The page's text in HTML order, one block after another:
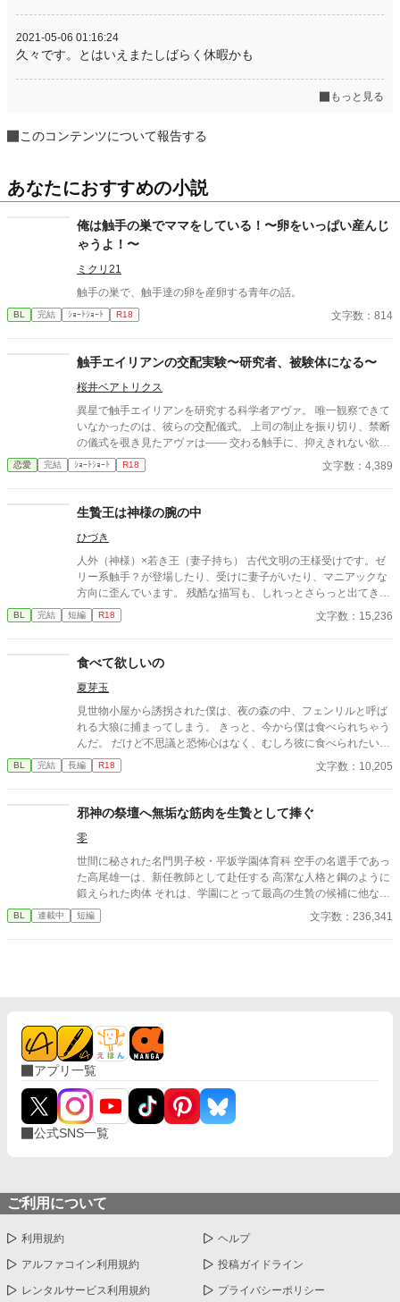
2021-05-06 01:16:24
久々です。とはいえまたしばらく休暇かも
もっと見る
このコンテンツについて報告する
あなたにおすすめの小説
俺は触手の巣でママをしている！〜卵をいっぱい産んじ
ゃうよ！〜
ミクリ21
触手の巣で、触手達の卵を産卵する青年の話。
BL 完結 ｼｮｰﾄｼｮｰﾄ R18 文字数：814
触手エイリアンの交配実験〜研究者、被験体になる〜
桜井ベアトリクス
異星で触手エイリアンを研究する科学者アヴァ。 唯一観察できて
いなかったのは、彼らの交配儀式。 上司の制止を振り切り、禁断
の儀式を覗き見たアヴァは―― 交わる触手に、抑えきれない欲望
を覚える。 「私も……私も交配したい」 太く長い触手が、体の奥
深くまで侵入してくる。 研究者が、快楽の実験体になる夜。
恋愛 完結 ｼｮｰﾄｼｮｰﾄ R18 文字数：4,389
生贄王は神様の腕の中
ひづき
人外（神様）×若き王（妻子持ち） 古代文明の王様受けです。ゼ
リー系触手？が登場したり、受けに妻子がいたり、マニアックな
方向に歪んでいます。 残酷な描写も、しれっとさらっと出てきま
す。 ■余談（後日談？番外編？オマケ？） 本編の18年後。 本編最
後に登場した隣国の王（40歳）×アジェルの妻が産んだ不貞の子
BL 完結 短編 R18 文字数：15,236
食べて欲しいの
夏芽玉
見世物小屋から誘拐された僕は、夜の森の中、フェンリルと呼ば
れる大狼に捕まってしまう。 きっと、今から僕は食べられちゃう
んだ。 だけど不思議と恐怖心はなく、むしろ彼に食べられたいと
僕は願ってしまって…… Tectorum様主催、「夏だ!! 産卵!! 獣B
L」企画参加作品です。 【大狼獣人】×【小鳥獣人】 他サイトに
BL 完結 長編 R18 文字数：10,205
邪神の祭壇へ無垢な筋肉を生贄として捧ぐ
零
世間に秘された名門男子校・平坂学園体育科 空手の名選手であっ
た高尾雄一は、新任教師として赴任する 高潔な人格と鋼のように
鍛えられた肉体 それは、学園にとって最高の生贄の候補に他なら
なかった 至高の筋肉を持つ、精神を削られ意志をなくした青年を
太古の神に捧げるため、“水”、“風”、“土”の信奉者達が暗躍する 意
BL 連載中 短編 文字数：236,341
アプリ一覧
公式SNS一覧
ご利用について
利用規約 ヘルプ
アルファコイン利用規約 投稿ガイドライン
レンタルサービス利用規約 プライバシーポリシー